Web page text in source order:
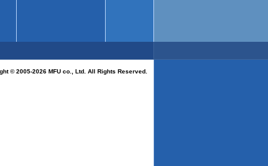
© 2005-2026 MFU co., Ltd. All Rights Reserved.